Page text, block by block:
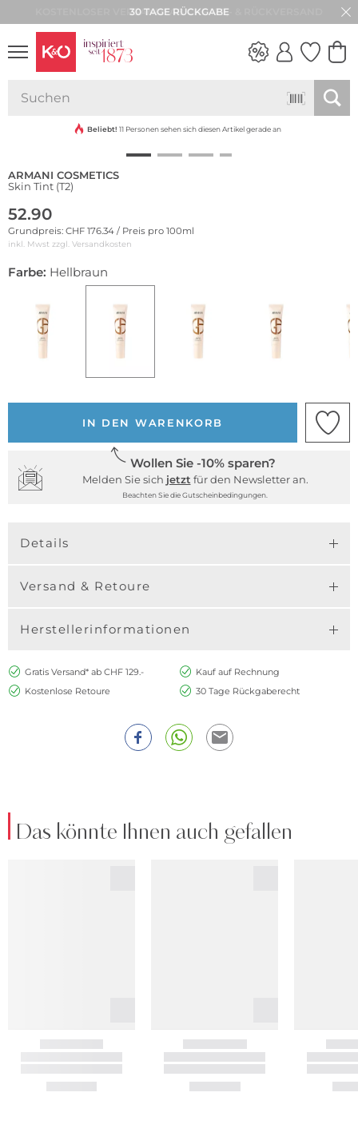
30 TAGE RÜCKGABE
VIBES
Beliebt! 11 Personen sehen sich diesen Artikel gerade an
ARMANI COSMETICS
Skin Tint (T2)
52.90
Grundpreis: CHF 176.34 / Preis pro 100ml
inkl. Mwst zzgl. Versandkosten
Farbe: Hellbraun
IN DEN WARENKORB
Wollen Sie -10% sparen?
Melden Sie sich jetzt für den Newsletter an.
Beachten Sie die Gutscheinbedingungen.
Details
Versand & Retoure
Herstellerinformationen
Gratis Versand* ab CHF 129.-
Kauf auf Rechnung
Kostenlose Retoure
30 Tage Rückgaberecht
Das könnte Ihnen auch gefallen